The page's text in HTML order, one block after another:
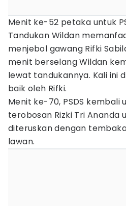
Menit ke-52 petaka untuk
Tandukan Wildan
menjebol gawang Rifki
menit berselang Wildan
lewat tandukannya. Kali ini
baik oleh Rifki.
Menit ke-70, PSDS kembali
terobosan Rizki Tri Ananda
diteruskan dengan
lawan.